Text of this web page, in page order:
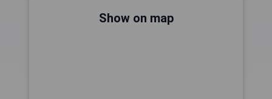
Show on map